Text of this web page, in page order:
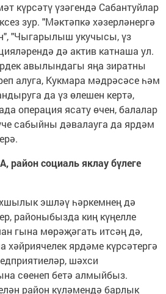
күрсәтү үзәгендә Сабантуйлар
зур. "Мәктәпкә хәзерләнергә
"Чыгарылыш укучысы, үз
дә актив катнаша ул.
авылындагы яңа зиратны
алуга, Кукмара мәдрәсәсе һәм
да үз өлешен кертә,
операция ясату өчен, балалар
сабыйны дәвалауга да ярдәм
социаль яклау бүлеге
эшләү һәркемнең дә
районыбызда киң күңелле
гына мөрәҗәгать итсәң дә,
ярдәме күрсәтергә
шәхси
сөенеп бетә алмыйбыз.
район күләмендә барлык